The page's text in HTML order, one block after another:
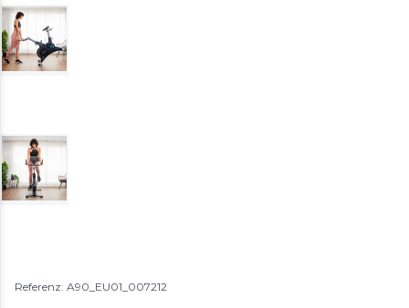
Referenz: A90_EU01_007212